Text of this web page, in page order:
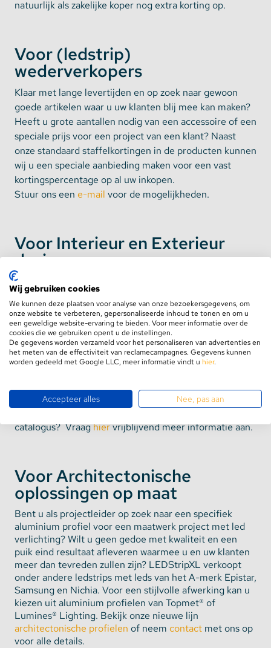
natuurlijk als zakelijke koper nog extra korting op.
Voor (ledstrip)
wederverkopers
Klaar met lange levertijden en op zoek naar gewoon
goede artikelen waar u uw klanten blij mee kan maken?
Heeft u grote aantallen nodig van een accessoire of een
speciale prijs voor een project van een klant? Naast
onze standaard staffelkortingen in de producten kunnen
wij u een speciale aanbieding maken voor een vast
kortingspercentage op al uw inkopen.
Stuur ons een e-mail voor de mogelijkheden.
Voor Interieur en Exterieur
designers
Bent u standbouwer? Of maakt u meubels? Als u op
zoek bent naar een bedrijf met kennis van zaken dan
bent u bij ons aan het juiste adres. LEDStripXL is niet
alleen een webshop waar u tegen een scherp tarief de
ledstrips en toebehoren kan kopen. Al sinds 2010 zijn
wij bezig met ledstrips, led lampen en alles wat daarbij
hoort. Op dit moment hebben we zo'n 25 soorten
wand, keukenblok of verlaagd plafond hebben we de
catalogus? Vraaghiervrijblijvend meer informatie aan.
Voor Architectonische
oplossingen op maat
Bent u als projectleider op zoek naar een specifiek
aluminium profiel voor een maatwerk project met led
verlichting? Wilt u geen gedoe met kwaliteit en een
puik eind resultaat afleveren waarmee u en uw klanten
meer dan tevreden zullen zijn? LEDStripXL verkoopt
onder andere ledstrips met leds van het A-merk Epistar,
Samsung en Nichia. Voor een stijlvolle afwerking kan u
kiezen uit aluminium profielen van Topmet® of
Lumines® Lighting. Bekijk onze nieuwe lijn
architectonische profielen of neem contact met ons op
voor alle details.
Wij gebruiken cookies
We kunnen deze plaatsen voor analyse van onze bezoekersgegevens, om
onze website te verbeteren, gepersonaliseerde inhoud te tonen en om u
een geweldige website-ervaring te bieden. Voor meer informatie over de
cookies die we gebruiken opent u de instellingen.
De gegevens worden verzameld voor het personaliseren van advertenties en
het meten van de effectiviteit van reclamecampagnes. Gegevens kunnen
worden gedeeld met Google LLC, meer informatie vindt u hier.
Accepteer alles Nee, pas aan